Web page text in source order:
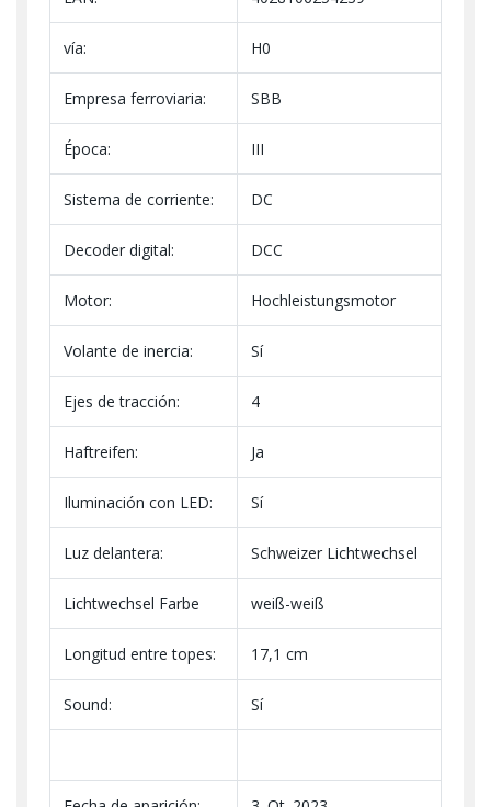
vía: H0
Empresa ferroviaria: SBB
Época: III
Sistema de corriente: DC
Decoder digital: DCC
Motor: Hochleistungsmotor
Volante de inercia: Sí
Ejes de tracción: 4
Haftreifen: Ja
Iluminación con LED: Sí
Luz delantera: Schweizer Lichtwechsel
Lichtwechsel Farbe weiß-weiß
Longitud entre topes: 17,1 cm
Sound: Sí